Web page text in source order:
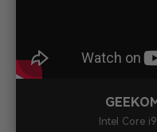
Intel Core